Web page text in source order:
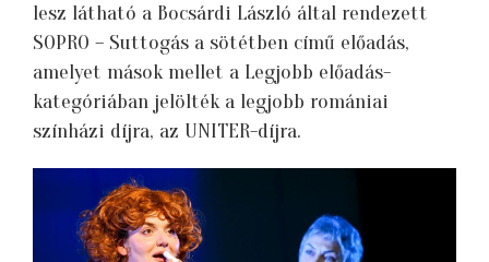
lesz látható a Bocsárdi László által rendezett
SOPRO – Suttogás a sötétben című előadás,
amelyet mások mellet a Legjobb előadás-
kategóriában jelölték a legjobb romániai
színházi díjra, az UNITER-díjra.